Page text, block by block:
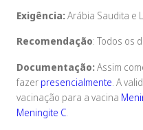
Exigência:Arábia Saudita e
Recomendação: Todos os
Documentação:Assim
fazer presencialmente. A
vacinação para a vacina
Meningite C.